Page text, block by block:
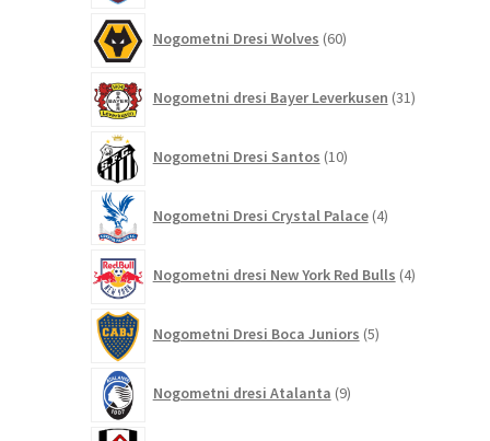
Nogometni Dresi Wolves 60izdelkov
Nogometni dresi Bayer Leverkusen 31izdelkov
Nogometni Dresi Santos 10izdelkov
Nogometni Dresi Crystal Palace 4izdelki
Nogometni dresi New York Red Bulls 4izdelki
Nogometni Dresi Boca Juniors 5izdelkov
Nogometni dresi Atalanta 9izdelkov